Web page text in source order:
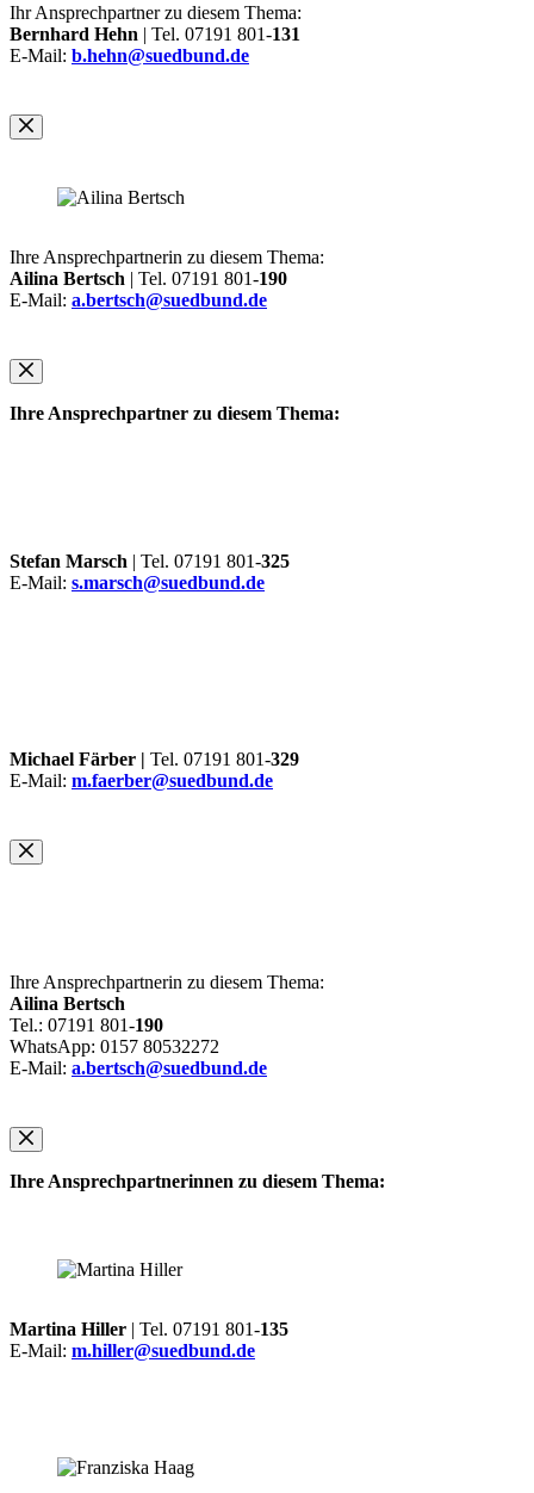
Ihr Ansprechpartner zu diesem Thema:
Bernhard Hehn | Tel. 07191 801-131
E-Mail: b.hehn@suedbund.de
Ihre Ansprechpartnerin zu diesem Thema:
Ailina Bertsch | Tel. 07191 801-190
E-Mail: a.bertsch@suedbund.de
Ihre Ansprechpartner zu diesem Thema:
Stefan Marsch | Tel. 07191 801-325
E-Mail: s.marsch@suedbund.de
Michael Färber | Tel. 07191 801-329
E-Mail: m.faerber@suedbund.de
Ihre Ansprechpartnerin zu diesem Thema:
Ailina Bertsch
Tel.: 07191 801-190
WhatsApp: 0157 80532272
E-Mail: a.bertsch@suedbund.de
Ihre Ansprechpartnerinnen zu diesem Thema:
Martina Hiller | Tel. 07191 801-135
E-Mail: m.hiller@suedbund.de